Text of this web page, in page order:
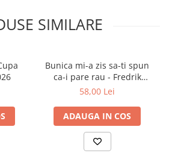
SIMILARE
Bunica mi-a zis sa-ti spun
ca-i pare rau - Fredrik
Backman
58,00 Lei
ADAUGA IN COS